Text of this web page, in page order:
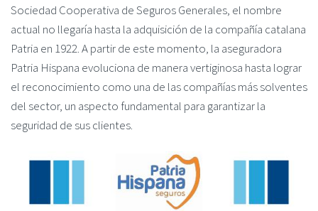
Sociedad Cooperativa de Seguros Generales, el nombre
actual no llegaría hasta la adquisición de la compañía catalana
Patria en 1922. A partir de este momento, la aseguradora
Patria Hispana evoluciona de manera vertiginosa hasta lograr
el reconocimiento como una de las compañías más solventes
del sector, un aspecto fundamental para garantizar la
seguridad de sus clientes.